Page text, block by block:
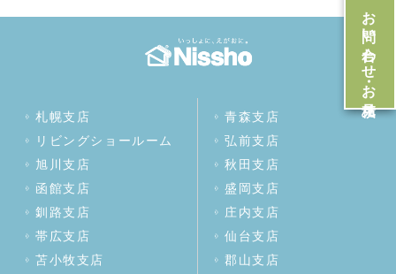
札幌支店
リビングショールーム
旭川支店
函館支店
釧路支店
帯広支店
苫小牧支店
青森支店
弘前支店
秋田支店
盛岡支店
庄内支店
仙台支店
郡山支店
お問い合わせ・お見積